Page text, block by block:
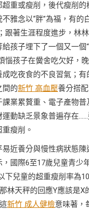
重或瘦削，後代瘦削的
雅念以“胖”為福，有的
跟著生涯程度進步，林
孩子埋下了一個又一個
惱孩子在黌舍吃欠好，
吃夜食的不良習氣；有
間的新竹 高血壓養分搭
業累贅重、電子產物普
運動缺乏景象普遍存在
瘦削。
易近養分與慢性病狀態陳
國際6至17歲兒童青少
下兒童的超重瘦削率為
林天秤的回應Y應該是X
新竹 成人健檢意味著，